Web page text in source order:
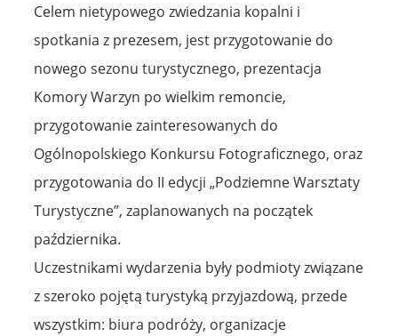
Celem nietypowego zwiedzania kopalni i
spotkania z prezesem, jest przygotowanie do
nowego sezonu turystycznego, prezentacja
Komory Warzyn po wielkim remoncie,
przygotowanie zainteresowanych do
Ogólnopolskiego Konkursu Fotograficznego, oraz
przygotowania do II edycji „Podziemne Warsztaty
Turystyczne”, zaplanowanych na początek
października.
Uczestnikami wydarzenia były podmioty związane
z szeroko pojętą turystyką przyjazdową, przede
wszystkim: biura podróży, organizacje